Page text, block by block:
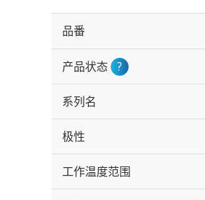
品番
产品状态 ?
系列名
极性
工作温度范围